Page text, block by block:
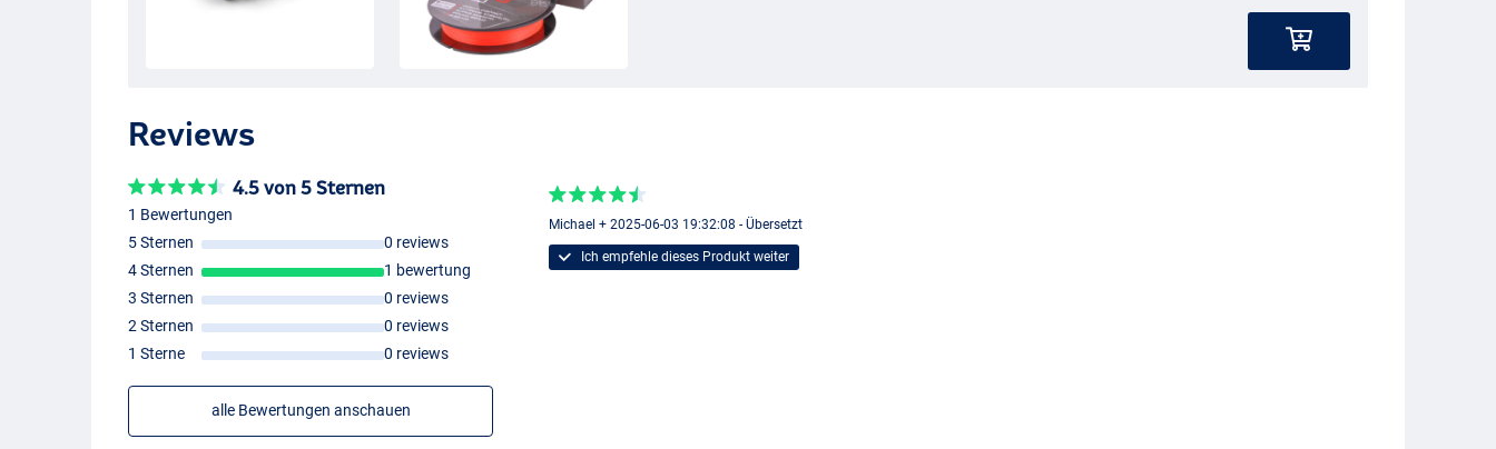
Reviews
4.5 von 5 Sternen
1 Bewertungen
5 Sternen
0 reviews
4 Sternen
1 bewertung
3 Sternen
0 reviews
2 Sternen
0 reviews
1 Sterne
0 reviews
alle Bewertungen anschauen
Michael + 2025-06-03 19:32:08 - Übersetzt
Ich empfehle dieses Produkt weiter